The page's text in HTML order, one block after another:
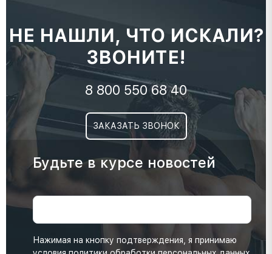
НЕ НАШЛИ, ЧТО ИСКАЛИ?
ЗВОНИТЕ!
8 800 550 68 40
ЗАКАЗАТЬ ЗВОНОК
Будьте в курсе новостей
Нажимая на кнопку подтверждения, я принимаю